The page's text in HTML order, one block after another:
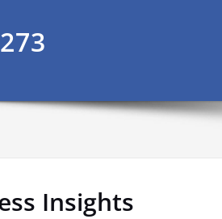
Insights